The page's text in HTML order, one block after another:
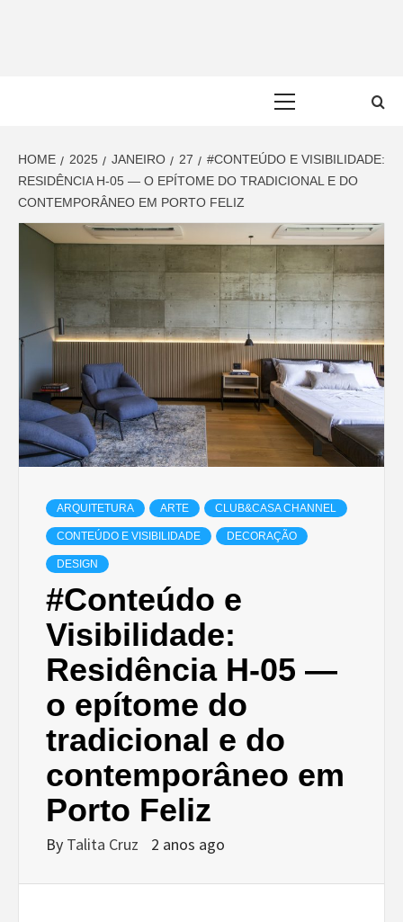
HOME 2025 JANEIRO 27
#CONTEÚDO E VISIBILIDADE:
RESIDÊNCIA H-05 — O EPÍTOME DO TRADICIONAL E DO
CONTEMPORÂNEO EM PORTO FELIZ
ARQUITETURA ARTE CLUB&CASA CHANNEL
CONTEÚDO E VISIBILIDADE DECORAÇÃO
DESIGN
#Conteúdo e
Visibilidade:
Residência H-05 —
o epítome do
tradicional e do
contemporâneo em
Porto Feliz
By Talita Cruz 2 anos ago